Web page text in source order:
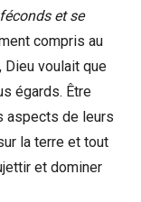
et se
compris au
voulait que
égards. Être
aspects de leurs
la terre et tout
et dominer